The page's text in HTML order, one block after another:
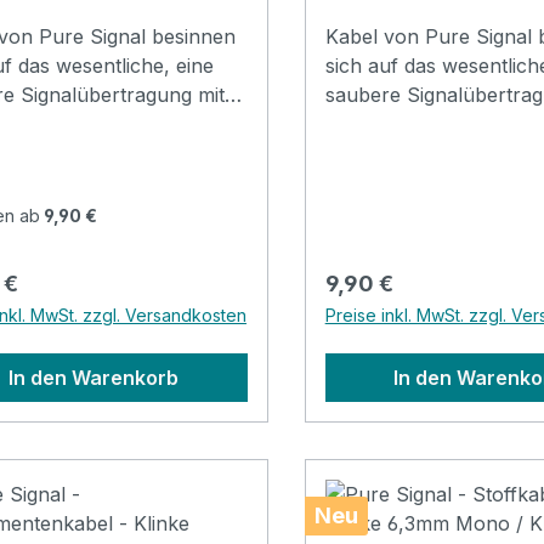
Pure Signal besinnen
das wesentliche, eine
Signalübertragung mit
Design ein
Klinkenkabel mit
6,3mm Steckern
guter Qualität mit
Geeignet für
Studio oder im
- Länge: 10m- XLR
inkl. Kabelklett
ab 9,90 €
Preis:
€
MwSt. zzgl. Versandkosten
In den Warenkorb
Kabel von Pure Signal
sich auf das
saubere
geboten. Klinkenkabel
vergoldeten 6,3mm
Mono, in guter Qualität
Zugentlastung.
Bühne, Studio oder im
Proberaum. - Länge:
Kabel: Kunststoff- inkl.
Regulärer Preis:
9,90 €
Preise inkl. MwSt. zzgl.
In den
Neu